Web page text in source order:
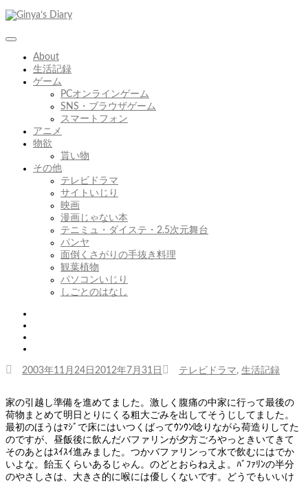
コ
テ
About
生活記録
ゲーム
PCオンラインゲーム
SNS・ブラウザゲーム
スマートフォン
アニメ
物欲
貰い物
その他
テレビドラマ
サイトいじり
映画
漫画じゃない本
テニミュ・ダイステ・2.5次元舞台
パンヤ
面倒くさがりの手抜き料理
観葉植物
パソコンいじり
しごとのはなし
投
2003年11月24日 2012年7月31日
カ
リ
ー
テレビドラマ, 生活記録
家の引越し準備を進めてました。激しく腹痛の中家に行って最後の
荷物まとめて明日とりにくる粗大ごみを出してそうじしてました。
最初のほうはﾏｼﾞで床にはいつくばってｳﾝｳﾝ唸りながら荷造りしてた
のですが、昼飯後に飲んだバファリンが夕方ごろやっときいてきて
そのあとはｽｲｽｲ進みました。つかバファリンって水で飲むにはでか
いよな。飴玉くらいあるじゃん。のどとおらねえよ。ﾊﾞﾌｧﾘﾝの半分
のやさしさは、大きさ的に喉には優しくないです。どうでもいいけ